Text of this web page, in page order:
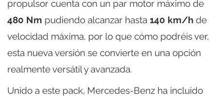
propulsor cuenta con un par motor máximo de
480 Nm pudiendo alcanzar hasta 140 km/h de
velocidad máxima, por lo que cómo podréis ver,
esta nueva versión se convierte en una opción
realmente versátil y avanzada.
Unido a este pack, Mercedes-Benz ha incluido